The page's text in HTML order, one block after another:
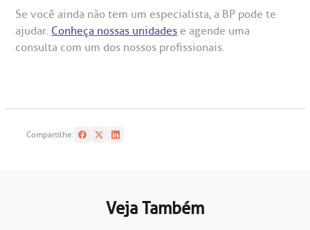
Se você ainda não tem um especialista, a BP pode te
ajudar. Conheça nossas unidades e agende uma
consulta com um dos nossos profissionais.
Compartilhe:
Veja Também